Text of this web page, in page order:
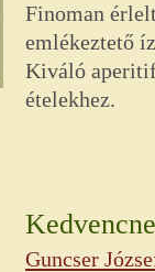
Finoman
emlékeztető
Kiváló aperitif
ételekhez.
Guncser